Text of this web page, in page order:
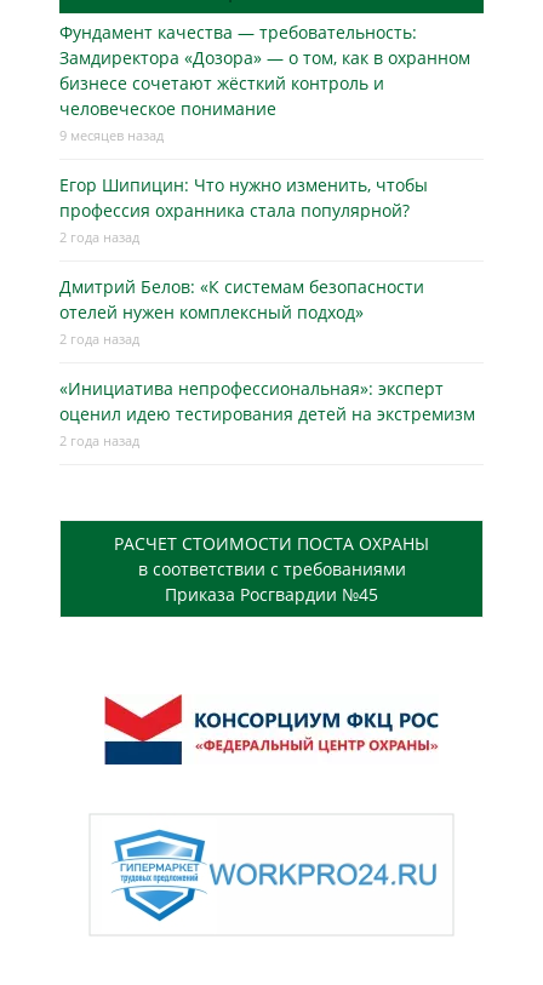
Фундамент качества — требовательность:
Замдиректора «Дозора» — о том, как в охранном
бизнесe сочетают жёсткий контроль и
человеческое понимание
9 месяцев назад
Егор Шипицин: Что нужно изменить, чтобы
профессия охранника стала популярной?
2 года назад
Дмитрий Белов: «К системам безопасности
отелей нужен комплексный подход»
2 года назад
«Инициатива непрофессиональная»: эксперт
оценил идею тестирования детей на экстремизм
2 года назад
РАСЧЕТ СТОИМОСТИ ПОСТА ОХРАНЫ
в соответствии с требованиями
Приказа Росгвардии №45